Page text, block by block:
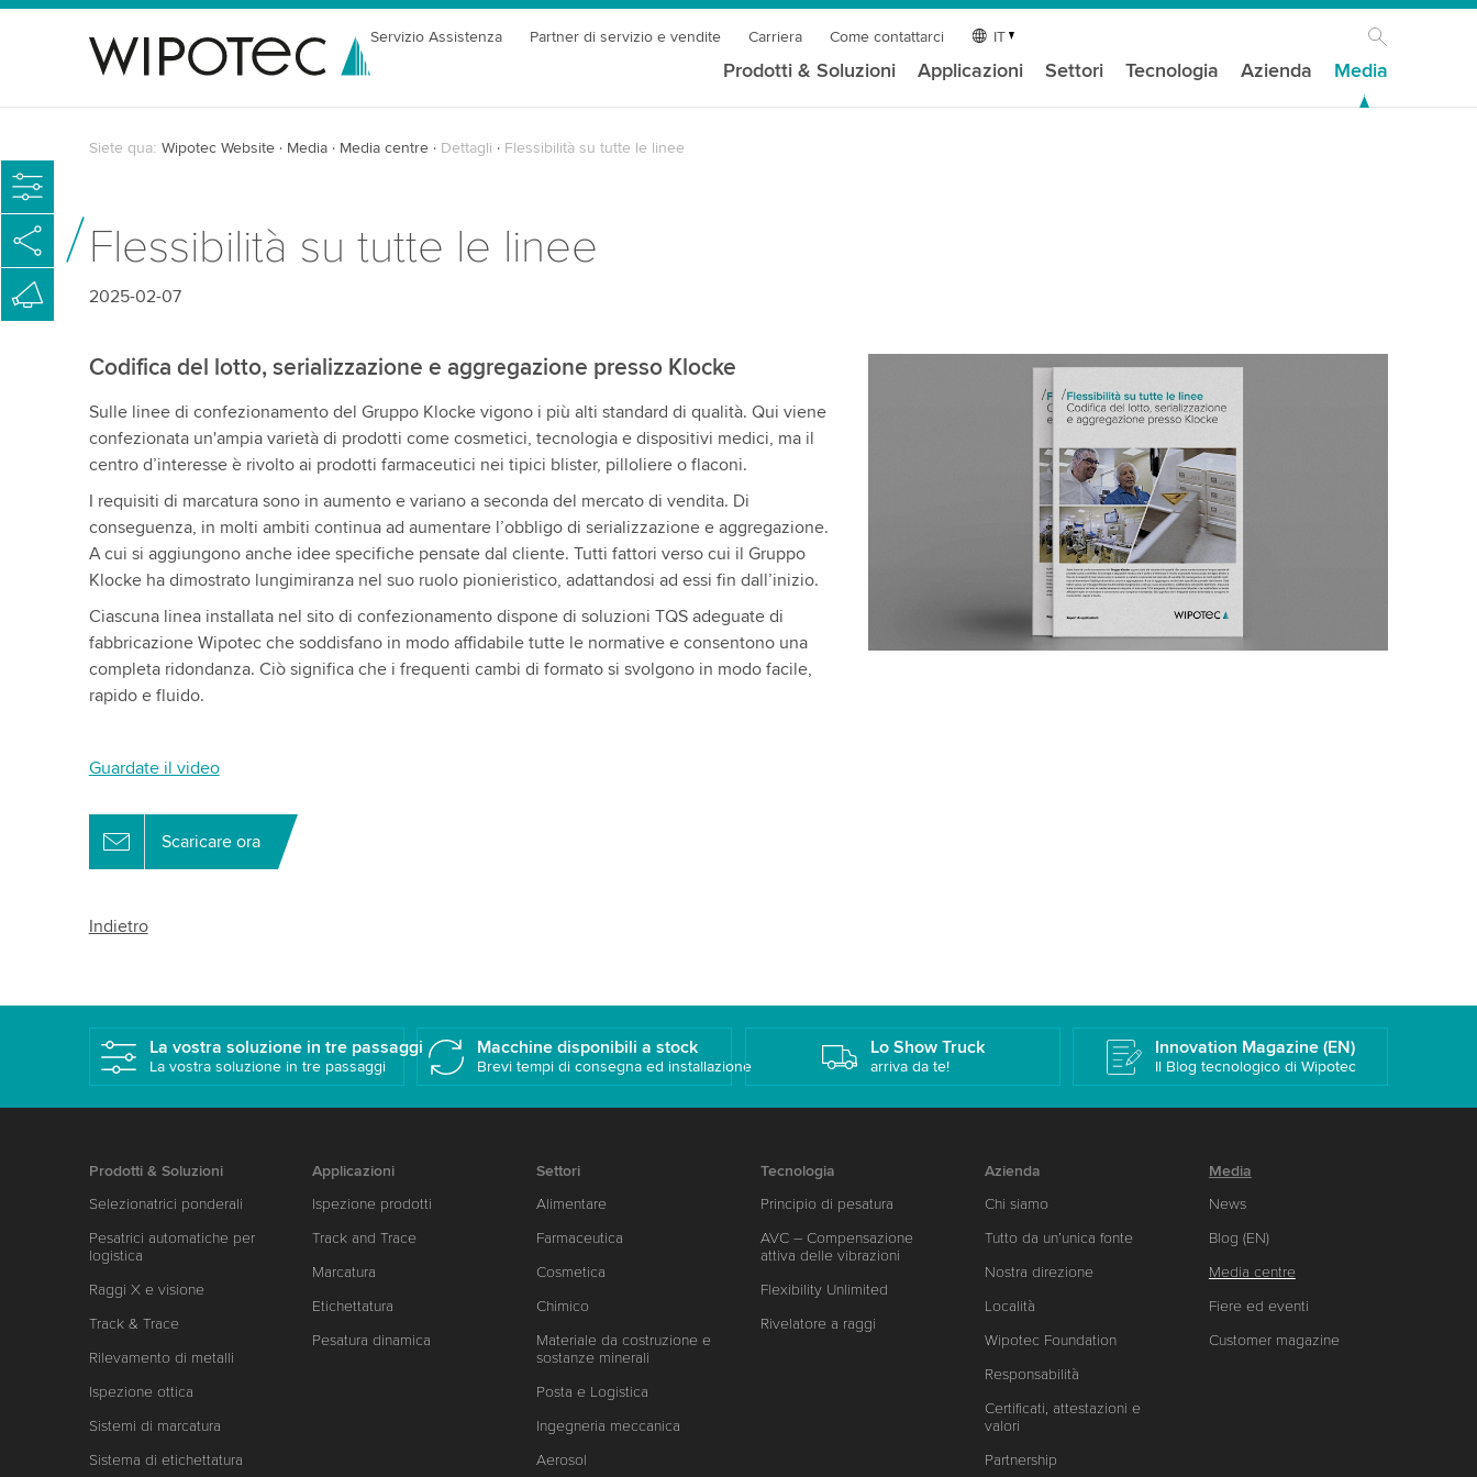
Servizio Assistenza Partner di servizio e vendite Carriera Come contattarci IT
Prodotti & Soluzioni Applicazioni Settori Tecnologia Azienda Media
Siete qua: Wipotec Website Media Media centre Dettagli Flessibilità su tutte le linee
Flessibilità su tutte le linee
2025-02-07
Codifica del lotto, serializzazione e aggregazione presso Klocke
Sulle linee di confezionamento del Gruppo Klocke vigono i più alti standard di qualità. Qui viene
confezionata un'ampia varietà di prodotti come cosmetici, tecnologia e dispositivi medici, ma il
centro d’interesse è rivolto ai prodotti farmaceutici nei tipici blister, pilloliere o flaconi.
I requisiti di marcatura sono in aumento e variano a seconda del mercato di vendita. Di
conseguenza, in molti ambiti continua ad aumentare l’obbligo di serializzazione e aggregazione.
A cui si aggiungono anche idee specifiche pensate dal cliente. Tutti fattori verso cui il Gruppo
Klocke ha dimostrato lungimiranza nel suo ruolo pionieristico, adattandosi ad essi fin dall’inizio.
Ciascuna linea installata nel sito di confezionamento dispone di soluzioni TQS adeguate di
fabbricazione Wipotec che soddisfano in modo affidabile tutte le normative e consentono una
completa ridondanza. Ciò significa che i frequenti cambi di formato si svolgono in modo facile,
rapido e fluido.
Guardate il video
Scaricare ora
Indietro
La vostra soluzione in tre passaggi
La vostra soluzione in tre passaggi
Macchine disponibili a stock
Brevi tempi di consegna ed installazione
Lo Show Truck
arriva da te!
Innovation Magazine (EN)
Il Blog tecnologico di Wipotec
Prodotti & Soluzioni
Selezionatrici ponderali
Pesatrici automatiche per
logistica
Raggi X e visione
Track & Trace
Rilevamento di metalli
Ispezione ottica
Sistemi di marcatura
Sistema di etichettatura
Applicazioni
Ispezione prodotti
Track and Trace
Marcatura
Etichettatura
Pesatura dinamica
Settori
Alimentare
Farmaceutica
Cosmetica
Chimico
Materiale da costruzione e
sostanze minerali
Posta e Logistica
Ingegneria meccanica
Aerosol
Tecnologia
Principio di pesatura
AVC – Compensazione
attiva delle vibrazioni
Flexibility Unlimited
Rivelatore a raggi
Azienda
Chi siamo
Tutto da un’unica fonte
Nostra direzione
Località
Wipotec Foundation
Responsabilità
Certificati, attestazioni e
valori
Partnership
Media
News
Blog (EN)
Media centre
Fiere ed eventi
Customer magazine